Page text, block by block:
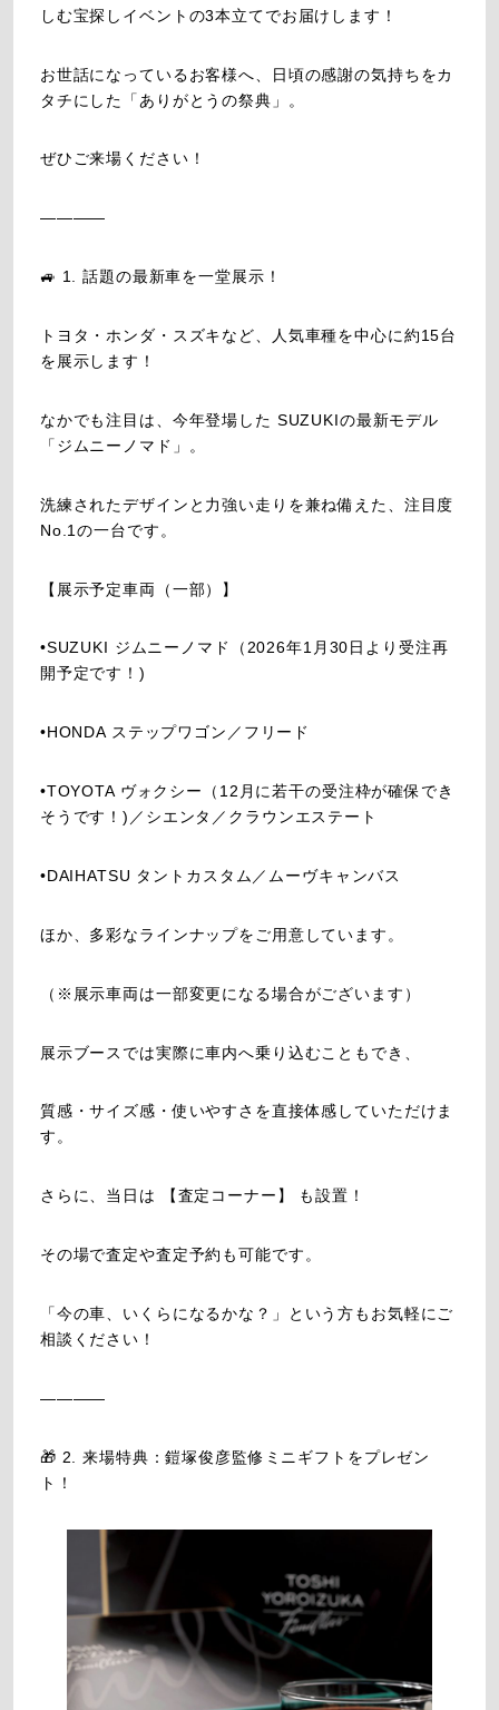
しむ宝探しイベントの3本立てでお届けします！
お世話になっているお客様へ、日頃の感謝の気持ちをカ
タチにした「ありがとうの祭典」。
ぜひご来場ください！
――――
🚙 1. 話題の最新車を一堂展示！
トヨタ・ホンダ・スズキなど、人気車種を中心に約15台
を展示します！
なかでも注目は、今年登場した SUZUKIの最新モデル
「ジムニーノマド」。
洗練されたデザインと力強い走りを兼ね備えた、注目度
No.1の一台です。
【展示予定車両（一部）】
•SUZUKI ジムニーノマド（2026年1月30日より受注再
開予定です！)
•HONDA ステップワゴン／フリード
•TOYOTA ヴォクシー（12月に若干の受注枠が確保でき
そうです！)／シエンタ／クラウンエステート
•DAIHATSU タントカスタム／ムーヴキャンバス
ほか、多彩なラインナップをご用意しています。
（※展示車両は一部変更になる場合がございます）
展示ブースでは実際に車内へ乗り込むこともでき、
質感・サイズ感・使いやすさを直接体感していただけま
す。
さらに、当日は 【査定コーナー】 も設置！
その場で査定や査定予約も可能です。
「今の車、いくらになるかな？」という方もお気軽にご
相談ください！
――――
🎁 2. 来場特典：鎧塚俊彦監修ミニギフトをプレゼン
ト！